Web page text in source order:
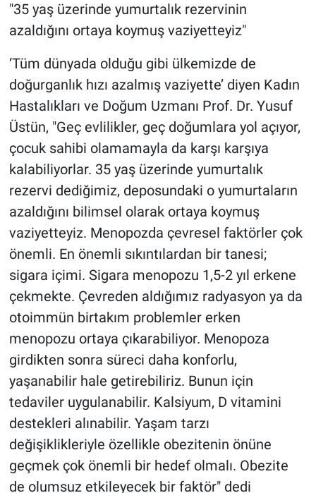
"35 yaş üzerinde yumurtalık rezervinin
azaldığını ortaya koymuş vaziyetteyiz"
‘Tüm dünyada olduğu gibi ülkemizde de
doğurganlık hızı azalmış vaziyette’ diyen Kadın
Hastalıkları ve Doğum Uzmanı Prof. Dr. Yusuf
Üstün, "Geç evlilikler, geç doğumlara yol açıyor,
çocuk sahibi olamamayla da karşı karşıya
kalabiliyorlar. 35 yaş üzerinde yumurtalık
rezervi dediğimiz, deposundaki o yumurtaların
azaldığını bilimsel olarak ortaya koymuş
vaziyetteyiz. Menopozda çevresel faktörler çok
önemli. En önemli sıkıntılardan bir tanesi;
sigara içimi. Sigara menopozu 1,5-2 yıl erkene
çekmekte. Çevreden aldığımız radyasyon ya da
otoimmün birtakım problemler erken
menopozu ortaya çıkarabiliyor. Menopoza
girdikten sonra süreci daha konforlu,
yaşanabilir hale getirebiliriz. Bunun için
tedaviler uygulanabilir. Kalsiyum, D vitamini
destekleri alınabilir. Yaşam tarzı
değişiklikleriyle özellikle obezitenin önüne
geçmek çok önemli bir hedef olmalı. Obezite
de olumsuz etkileyecek bir faktör" dedi